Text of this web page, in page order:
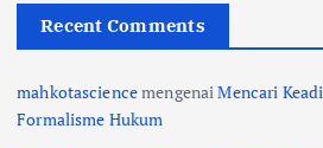
Recent Comments
mahkotasciencemengenaiMencari
Formalisme Hukum